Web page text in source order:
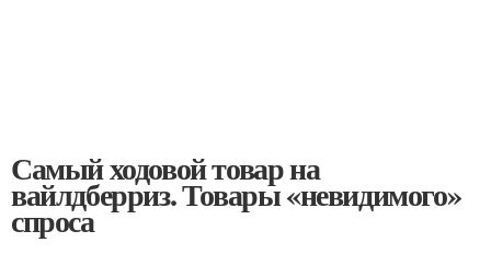
Самый ходовой товар на
вайлдберриз. Товары «невидимого»
спроса